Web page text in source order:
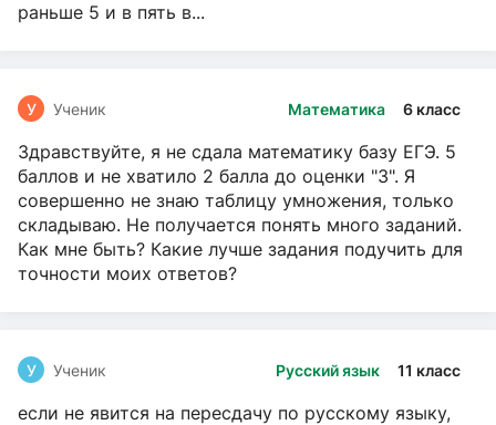
раньше 5 и в пять в...
Математика 6 класс
У Ученик
Здравствуйте, я не сдала математику базу ЕГЭ. 5
баллов и не хватило 2 балла до оценки "3". Я
совершенно не знаю таблицу умножения, только
складываю. Не получается понять много заданий.
Как мне быть? Какие лучше задания подучить для
точности моих ответов?
Русский язык 11 класс
У Ученик
если не явится на пересдачу по русскому языку,